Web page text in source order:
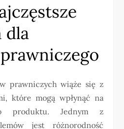
dla
prawniczych wiąże się z
które mogą wpłynąć na
produktu. Jednym z
jest różnorodność